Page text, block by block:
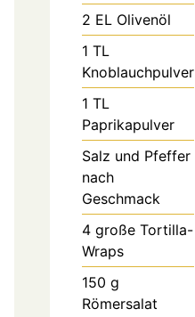
2 EL Olivenöl
1 TL
Knoblauchpulver
1 TL
Paprikapulver
Salz und Pfeffer
nach
Geschmack
4 große Tortilla-
Wraps
150 g
Römersalat